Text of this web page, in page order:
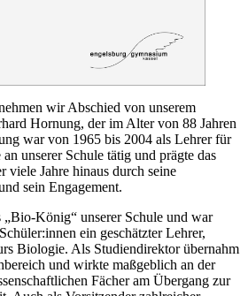
wir Abschied von unserem
Hornung, der im Alter von 88 Jahren
war von 1965 bis 2004 als Lehrer für
unserer Schule tätig und prägte das
viele Jahre hinaus durch seine
sein Engagement.
König“ unserer Schule und war
ein geschätzter Lehrer,
Biologie. Als Studiendirektor übernahm
und wirkte maßgeblich an der
Fächer am Übergang zur